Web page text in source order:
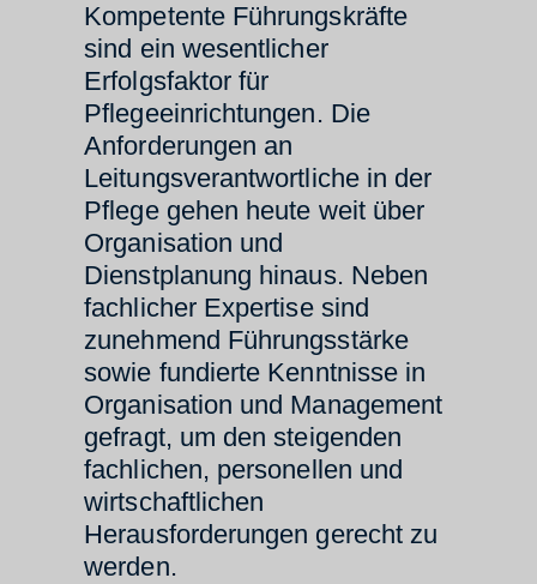
Kompetente Führungskräfte
sind ein wesentlicher
Erfolgsfaktor für
Pflegeeinrichtungen. Die
Anforderungen an
Leitungsverantwortliche in der
Pflege gehen heute weit über
Organisation und
Dienstplanung hinaus. Neben
fachlicher Expertise sind
zunehmend Führungsstärke
sowie fundierte Kenntnisse in
Organisation und Management
gefragt, um den steigenden
fachlichen, personellen und
wirtschaftlichen
Herausforderungen gerecht zu
werden.